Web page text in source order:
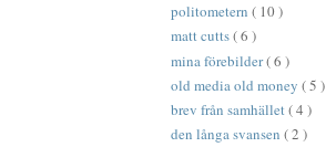
politometern ( 10 )
matt cutts( 6 )
mina förebilder( 6 )
old media old money ( 5 )
brev från samhället( 4 )
den långa svansen ( 2 )